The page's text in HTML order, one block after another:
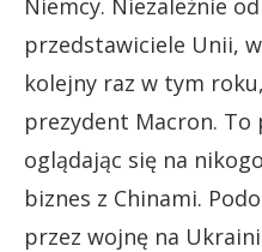
przedstawiciele Unii,
kolejny raz w tym
prezydent Macron. To
oglądając się na
biznes z Chinami.
przez wojnę na